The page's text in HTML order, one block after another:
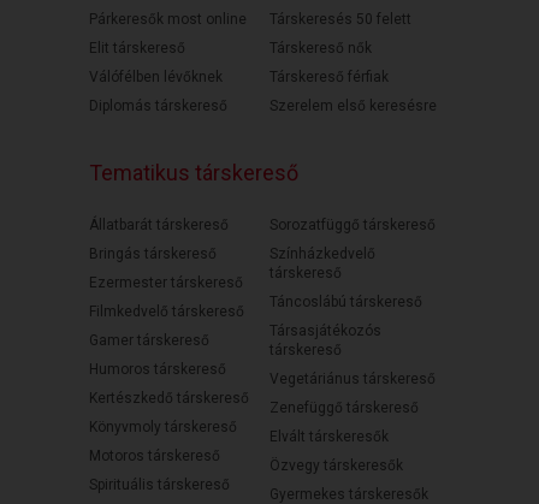
Párkeresők most online
Elit társkereső
Válófélben lévőknek
Diplomás társkereső
Társkeresés 50 felett
Társkereső nők
Társkereső férfiak
Szerelem első keresésre
Tematikus társkereső
Állatbarát társkereső
Bringás társkereső
Ezermester társkereső
Filmkedvelő társkereső
Gamer társkereső
Humoros társkereső
Kertészkedő társkereső
Könyvmoly társkereső
Motoros társkereső
Spirituális társkereső
Sorozatfüggő társkereső
Színházkedvelő
társkereső
Táncoslábú társkereső
Társasjátékozós
társkereső
Vegetáriánus társkereső
Zenefüggő társkereső
Elvált társkeresők
Özvegy társkeresők
Gyermekes társkeresők